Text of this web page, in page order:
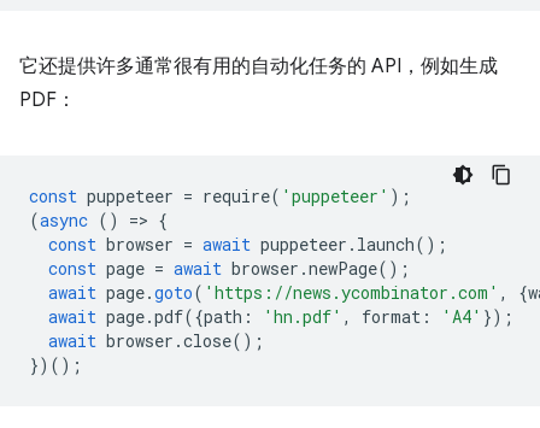
它还提供许多通常很有用的自动化任务的 API，例如生成
PDF：
const puppeteer = require( 'puppeteer' );
(async () => {
const browser = await puppeteer . launch();
const page = await browser .newPage();
await page.goto( 'https://news.ycombinator.com' , {
await page.pdf({path : 'hn.pdf' , format : 'A4' });
await browser .close();
})();